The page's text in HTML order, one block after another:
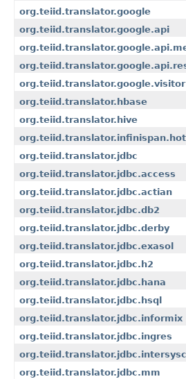
org.teiid.translator.google
org.teiid.translator.google.api
org.teiid.translator.google.visitor
org.teiid.translator.hbase
org.teiid.translator.hive
org.teiid.translator.jdbc
org.teiid.translator.jdbc.access
org.teiid.translator.jdbc.actian
org.teiid.translator.jdbc.db2
org.teiid.translator.jdbc.derby
org.teiid.translator.jdbc.exasol
org.teiid.translator.jdbc.h2
org.teiid.translator.jdbc.hana
org.teiid.translator.jdbc.hsql
org.teiid.translator.jdbc.informix
org.teiid.translator.jdbc.ingres
org.teiid.translator.jdbc.mm